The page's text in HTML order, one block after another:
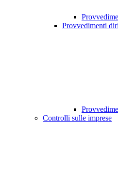
Provvedimenti
Controlli sulle imprese